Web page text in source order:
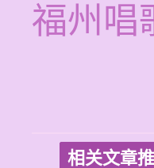
福州唱
相关文章